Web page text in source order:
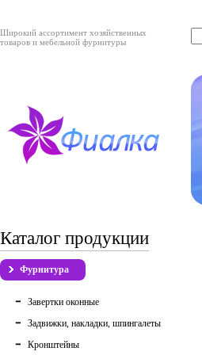
Широкий ассортимент хозяйственных
товаров и мебельной фурнитуры
Каталог продукции
Фурнитура
Завертки оконные
Задвижки, накладки, шпингалеты
Кронштейны